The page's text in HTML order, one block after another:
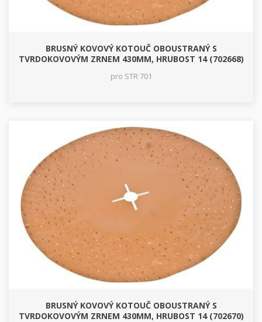
BRUSNÝ KOVOVÝ KOTOUČ OBOUSTRANÝ S
TVRDOKOVOVÝM ZRNEM 430MM, HRUBOST 14 (702668)
pro STR 701
BRUSNÝ KOVOVÝ KOTOUČ OBOUSTRANÝ S
TVRDOKOVOVÝM ZRNEM 430MM, HRUBOST 14 (702670)